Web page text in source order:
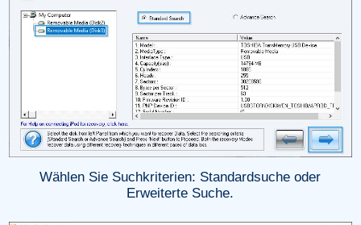
Wählen Sie Suchkriterien: Standardsuche oder
Erweiterte Suche.